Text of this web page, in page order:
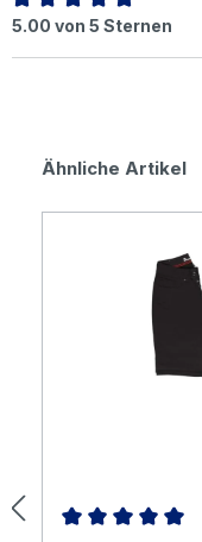
Durchschnittliche
5.00 von 5 Sternen
Produktgalerie
Ähnliche Artikel